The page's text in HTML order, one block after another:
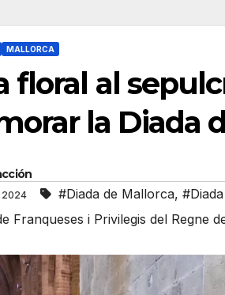
MALLORCA
floral al
la Diada
2024 #Diada de Mallorca,
Franqueses i Privilegis del Regne